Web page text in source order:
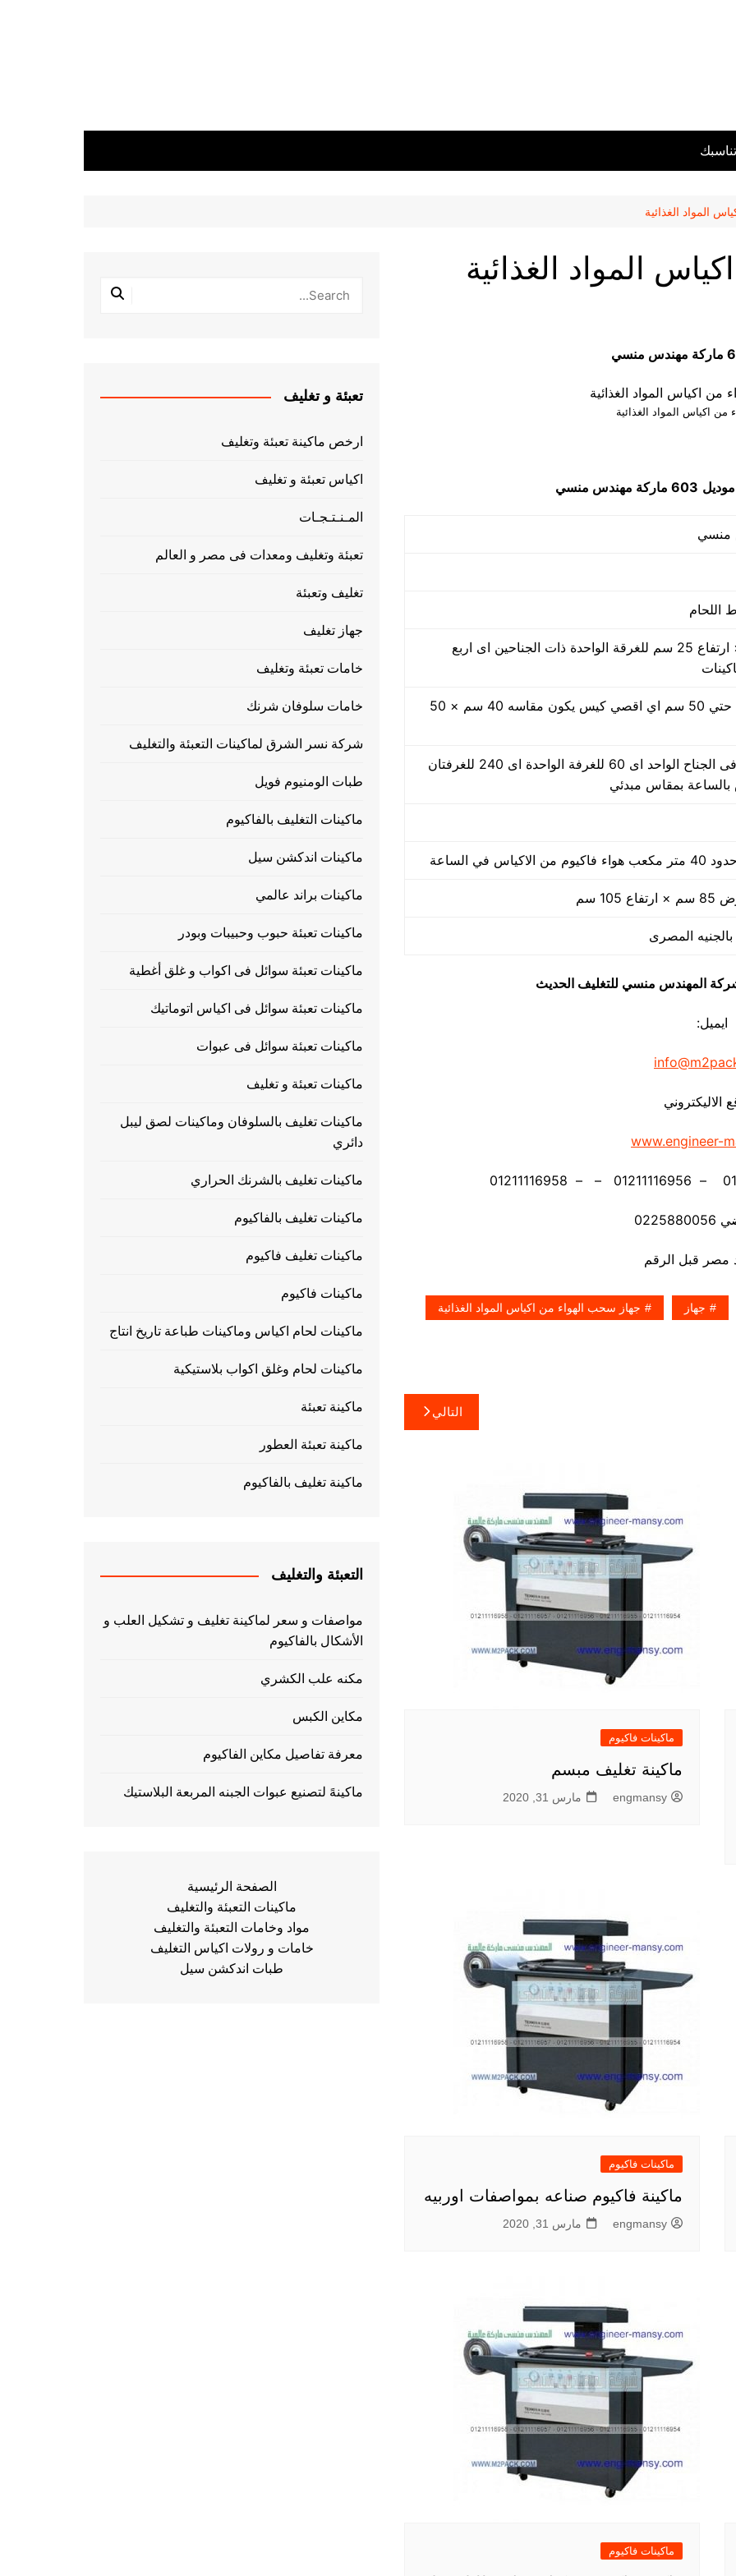
المواد الغذائية
المواد الغذائية
اكياس المواد الغذائية
موديل 603 ماركة مهندس منسي
50 سم × 40 سم × ارتفاع 25 سم للغرقة الواحدة ذات الجناحين اى اربع
مقاس من واحد سم حتي 50 سم اي اقصي كيس يكون مقاسه 40 سم × 50
30 ضغطة بالدقيقة فى الجناح الواحد اى 60 للغرفة الواحدة اى 240 للغرفتان
في الساعة
شركة المهندس منسي للتغليف الحديث
ايميل:
الاليكتروني
www.engineer-
جهاز جهاز سحب الهواء من اكياس المواد الغذائية
التالي
ماكينات فاكيوم
ماكينة تغليف مبسم
engmansy مارس 31, 2020
ماكينات فاكيوم
ماكينة فاكيوم صناعه بمواصفات اوربيه
engmansy مارس 31, 2020
ماكينات فاكيوم
تعبئة و تغليف
ارخص ماكينة تعبئة وتغليف
اكياس تعبئة و تغليف
المـنـتـجـات
تعبئة وتغليف ومعدات فى مصر و العالم
تغليف وتعبئة
جهاز تغليف
خامات تعبئة وتغليف
خامات سلوفان شرنك
شركة نسر الشرق لماكينات التعبئة والتغليف
طبات الومنيوم فويل
ماكينات التغليف بالفاكيوم
ماكينات اندكشن سيل
ماكينات براند عالمي
ماكينات تعبئة حبوب وحبيبات وبودر
ماكينات تعبئة سوائل فى اكواب و غلق أغطية
ماكينات تعبئة سوائل فى اكياس اتوماتيك
ماكينات تعبئة سوائل فى عبوات
ماكينات تعبئة و تغليف
ماكينات تغليف بالسلوفان وماكينات لصق ليبل
دائري
ماكينات تغليف بالشرنك الحراري
ماكينات تغليف بالفاكيوم
ماكينات تغليف فاكيوم
ماكينات فاكيوم
ماكينات لحام اكياس وماكينات طباعة تاريخ انتاج
ماكينات لحام وغلق اكواب بلاستيكية
ماكينة تعبئة
ماكينة تعبئة العطور
ماكينة تغليف بالفاكيوم
التعبئة والتغليف
مواصفات و سعر لماكينة تغليف و تشكيل العلب و
الأشكال بالفاكيوم
مكنه علب الكشري
مكاين الكبس
معرفة تفاصيل مكاين الفاكيوم
ماكينهً لتصنيع عبوات الجبنه المربعة البلاستيك
الصفحة الرئيسية
ماكينات التعبئة والتغليف
مواد وخامات التعبئة والتغليف
خامات و رولات اكياس التغليف
طبات اندكشن سيل